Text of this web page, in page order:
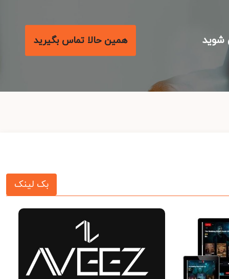
همین حالا تماس بگیرید
بک لینک